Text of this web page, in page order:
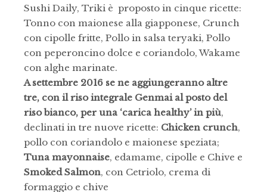
Sushi Daily, Triki è proposto in cinque ricette:
Tonno con maionese alla giapponese, Crunch
con cipolle fritte, Pollo in salsa teryaki, Pollo
con peperoncino dolce e coriandolo, Wakame
con alghe marinate.
A settembre 2016 se ne aggiungeranno altre
tre, con il riso integrale Genmai al posto del
riso bianco, per una ‘carica healthy’ in più,
declinati in tre nuove ricette: Chicken crunch,
pollo con coriandolo e maionese speziata;
Tuna mayonnaise, edamame, cipolle e Chive e
Smoked Salmon, con Cetriolo, crema di
formaggio e chive